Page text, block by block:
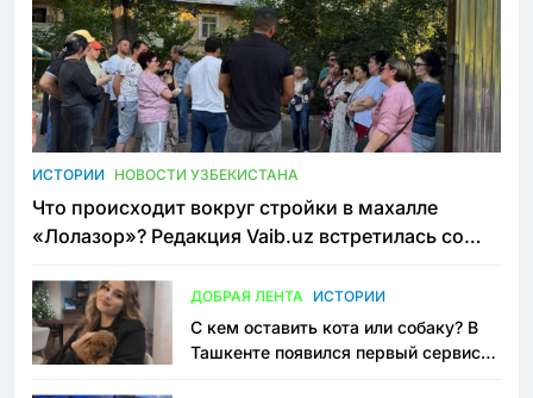
ИСТОРИИ НОВОСТИ УЗБЕКИСТАНА
Что происходит вокруг стройки в махалле
«Лолазор»? Редакция Vaib.uz встретилась со
ДОБРАЯ ЛЕНТА ИСТОРИИ
С кем оставить кота или собаку? В
Ташкенте появился первый сервис